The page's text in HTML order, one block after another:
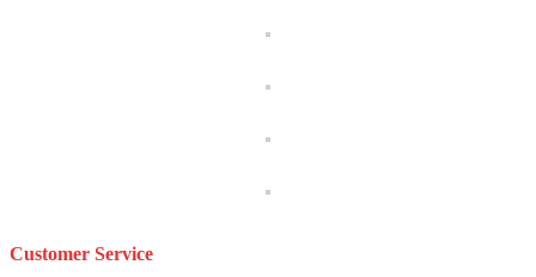
Customer Service